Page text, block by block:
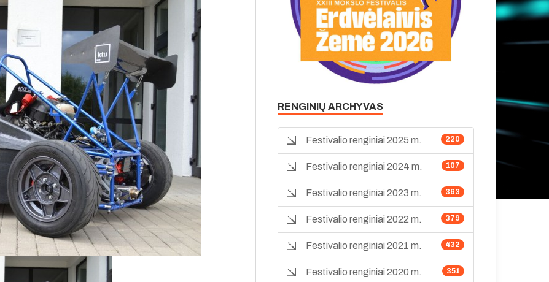
RENGINIŲ ARCHYVAS
220
Festivalio renginiai 2025 m.
107
Festivalio renginiai 2024 m.
363
Festivalio renginiai 2023 m.
379
Festivalio renginiai 2022 m.
432
Festivalio renginiai 2021 m.
351
Festivalio renginiai 2020 m.